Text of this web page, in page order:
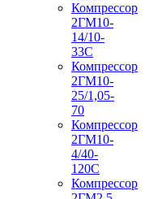
Компрессор
2ГМ10-
14/10-
33С
Компрессор
2ГМ10-
25/1,05-
70
Компрессор
2ГМ10-
4/40-
120С
Компрессор